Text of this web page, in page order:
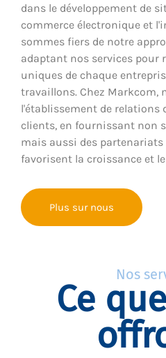
dans le développement de
commerce électronique et
sommes fiers de notre
adaptant nos services pour
uniques de chaque
travaillons. Chez Markcom,
l'établissement de relations
clients, en fournissant non
mais aussi des
favorisent la croissance et
Plus sur nous
Nos
Ce